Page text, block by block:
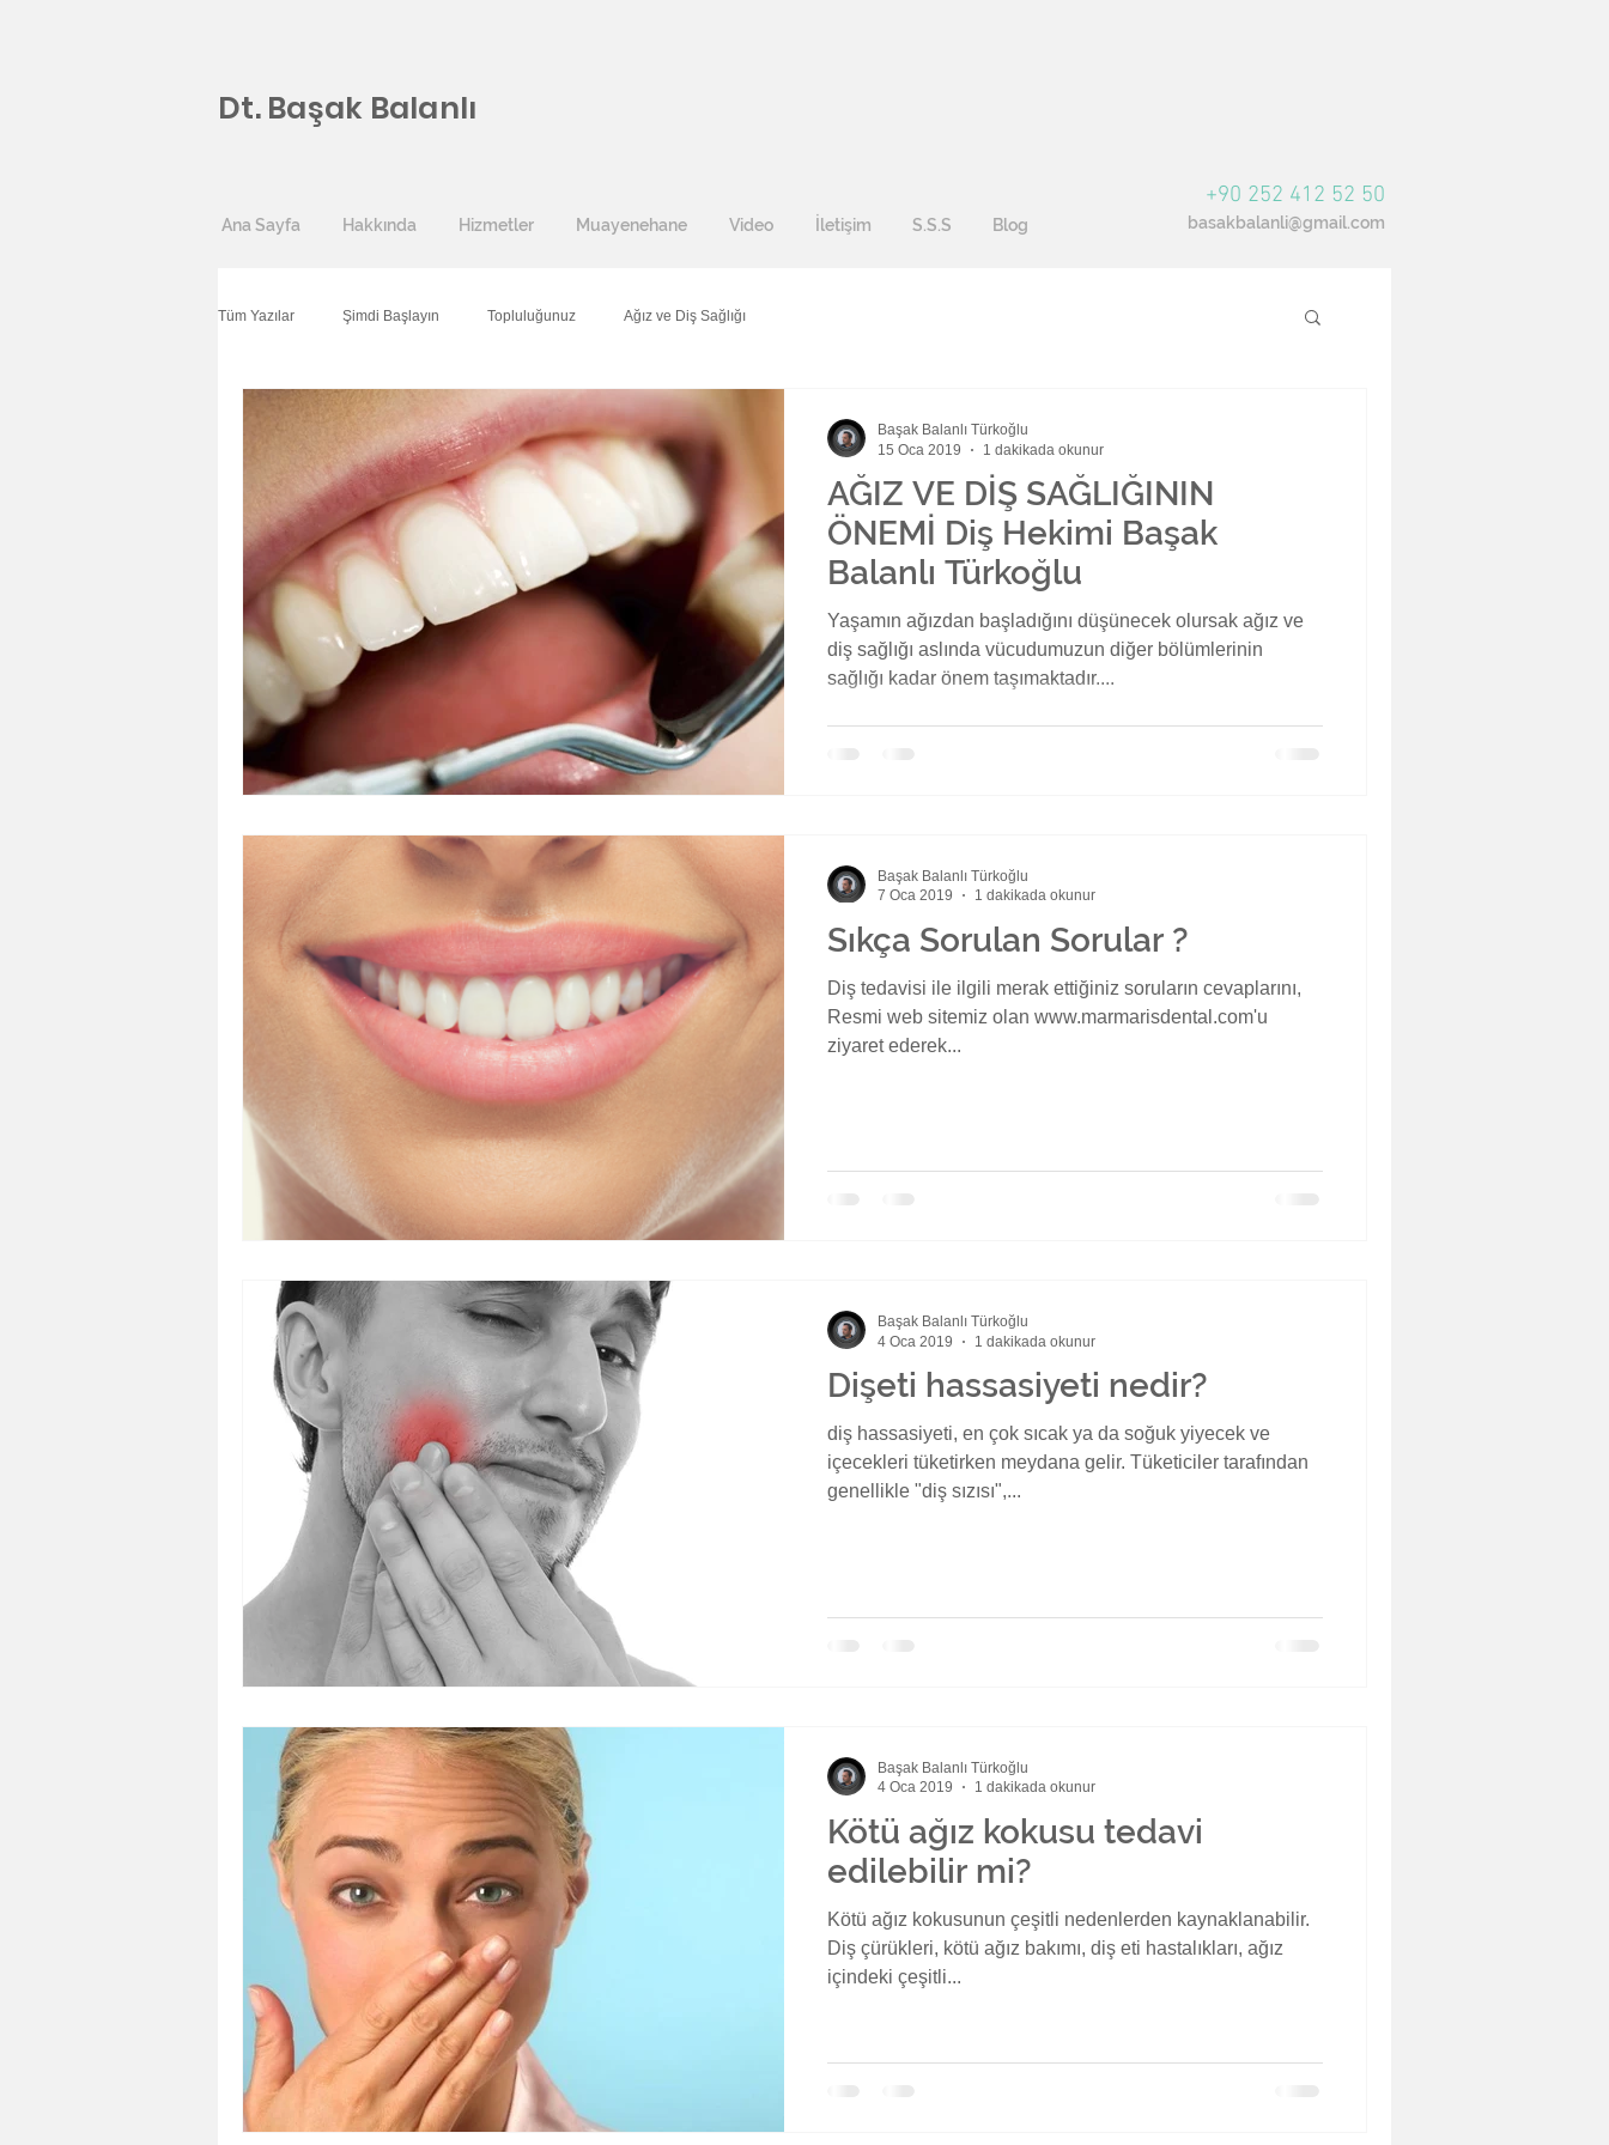
Dt. Başak Balanlı
Ana Sayfa Hakkında Hizmetler Muayenehane Video İletişim S.S.S Blog
+90 252 412 52 50
basakbalanli@gmail.com
Tüm Yazılar Şimdi Başlayın Topluluğunuz Ağız ve Diş Sağlığı
AĞIZ VE DİŞ SAĞLIĞININ
ÖNEMİ Diş Hekimi Başak
Balanlı Türkoğlu
Yaşamın ağızdan başladığını düşünecek olursak ağız ve
diş sağlığı aslında vücudumuzun diğer bölümlerinin
sağlığı kadar önem taşımaktadır....
Başak Balanlı Türkoğlu
15 Oca 2019
1 dakikada okunur
Sıkça Sorulan Sorular ?
Diş tedavisi ile ilgili merak ettiğiniz soruların cevaplarını,
Resmi web sitemiz olan www.marmarisdental.com'u
ziyaret ederek...
Başak Balanlı Türkoğlu
7 Oca 2019
1 dakikada okunur
Dişeti hassasiyeti nedir?
diş hassasiyeti, en çok sıcak ya da soğuk yiyecek ve
içecekleri tüketirken meydana gelir. Tüketiciler tarafından
genellikle "diş sızısı",...
Başak Balanlı Türkoğlu
4 Oca 2019
1 dakikada okunur
Kötü ağız kokusu tedavi
edilebilir mi?
Kötü ağız kokusunun çeşitli nedenlerden kaynaklanabilir.
Diş çürükleri, kötü ağız bakımı, diş eti hastalıkları, ağız
içindeki çeşitli...
Başak Balanlı Türkoğlu
4 Oca 2019
1 dakikada okunur